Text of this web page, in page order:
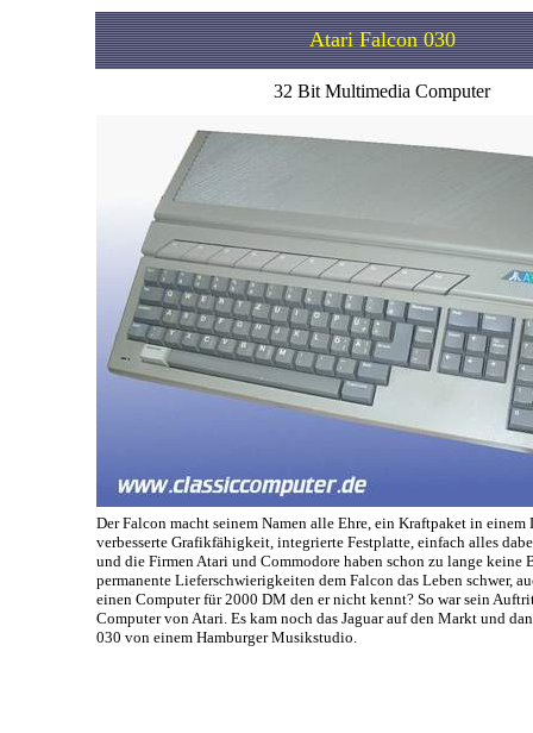
Atari Falcon 030
32 Bit Multimedia Computer
Der Falcon macht seinem Namen alle Ehre, ein Kraftpaket in einem
verbesserte Grafikfähigkeit, integrierte Festplatte, einfach alles
und die Firmen Atari und Commodore haben schon zu lange
permanente Lieferschwierigkeiten dem Falcon das Leben schwer,
einen Computer für 2000 DM den er nicht kennt? So war sein
Computer von Atari. Es kam noch das Jaguar auf den Markt und
030 von einem Hamburger Musikstudio.